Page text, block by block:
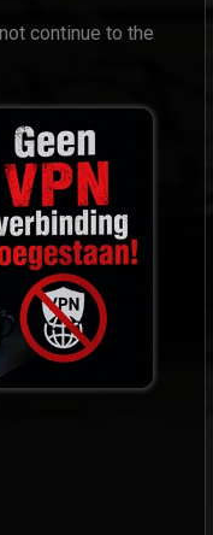
continue to the